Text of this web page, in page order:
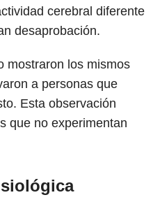
cerebral diferente
desaprobación.
mostraron los mismos
a personas que
Esta observación
que no experimentan